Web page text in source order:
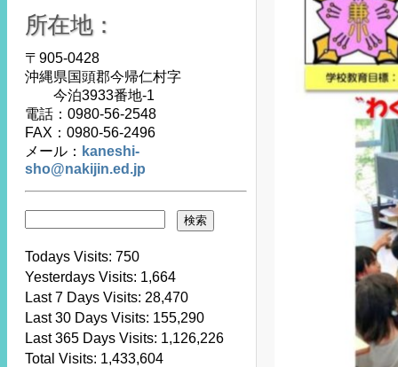
所在地：
〒905-0428
沖縄県国頭郡今帰仁村字
今泊3933番地-1
電話：0980-56-2548
FAX：0980-56-2496
メール： kaneshi-
sho@nakijin.ed.jp
Todays Visits: 750
Yesterdays Visits: 1,664
Last 7 Days Visits: 28,470
Last 30 Days Visits: 155,290
Last 365 Days Visits: 1,126,226
Total Visits: 1,433,604